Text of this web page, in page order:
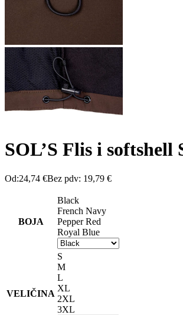
SOL’S Flis i softshell
Od:24,74 €Bez pdv: 19,79 €
BOJA
Black
French Navy
Pepper Red
Royal Blue
VELIČINA
S
M
L
XL
2XL
3XL